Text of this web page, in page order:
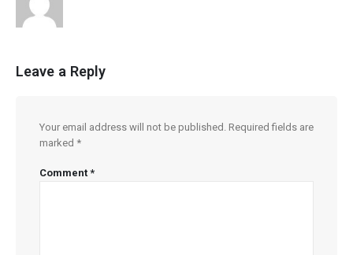
Leave a Reply
Your email address will not be published. Required fields are
marked *
Comment *